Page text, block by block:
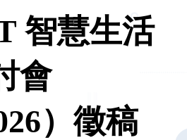
智慧生活
會
）徵稿